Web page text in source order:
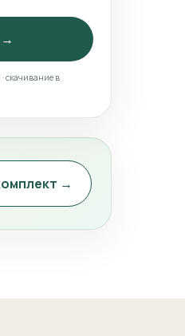
→
· скачивание в
→